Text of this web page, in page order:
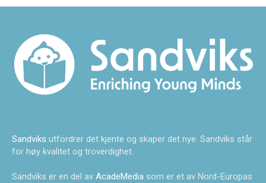
Sandviks utfordrer det kjente og skaper det nye. Sandviks står
for høy kvalitet og troverdighet.
Sandviks er en del av AcadeMedia som er et av Nord-Europas